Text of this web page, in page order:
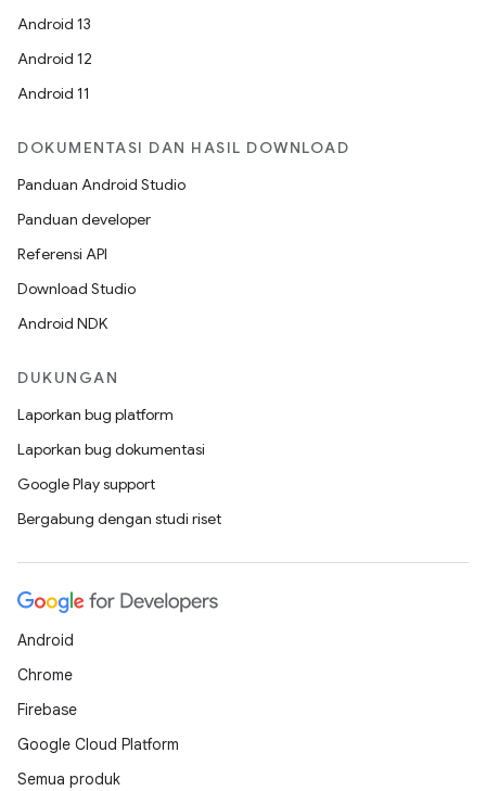
Android 13
Android 12
Android 11
DOKUMENTASI DAN HASIL DOWNLOAD
Panduan Android Studio
Panduan developer
Referensi API
Download Studio
Android NDK
DUKUNGAN
Laporkan bug platform
Laporkan bug dokumentasi
Google Play support
Bergabung dengan studi riset
Android
Chrome
Firebase
Google Cloud Platform
Semua produk